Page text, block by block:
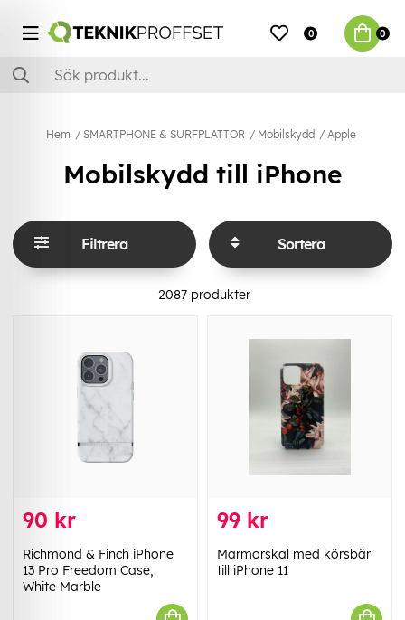
0 0
Hem SMARTPHONE & SURFPLATTOR Mobilskydd Apple
Mobilskydd till iPhone
Filtrera Sortera
2087 produkter
90 kr
Richmond & Finch iPhone
13 Pro Freedom Case,
White Marble
99 kr
Marmorskal med körsbär
till iPhone 11